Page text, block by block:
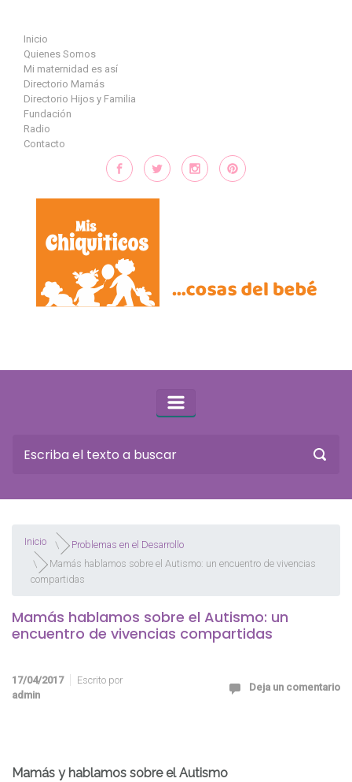
Inicio
Quienes Somos
Mi maternidad es así
Directorio Mamás
Directorio Hijos y Familia
Fundación
Radio
Contacto
Inicio
Problemas en el Desarrollo
Mamás hablamos sobre el Autismo: un encuentro de vivencias
compartidas
Mamás hablamos sobre el Autismo: un
encuentro de vivencias compartidas
17/04/2017
Escrito por
admin
Deja un comentario
Mamás y hablamos sobre el Autismo